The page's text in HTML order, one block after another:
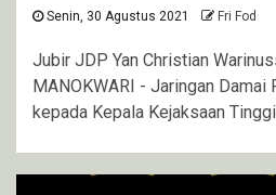
Senin, 30 Agustus 2021 Fri Fod
Jubir JDP Yan Christian
MANOKWARI - Jaringan Damai
kepada Kepala Kejaksaan